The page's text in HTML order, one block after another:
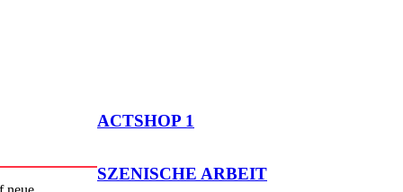
ACTSHOP 1
SZENISCHE ARBEIT